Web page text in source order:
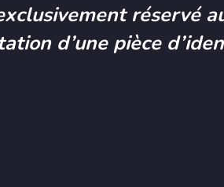
réservé
d’une pièce